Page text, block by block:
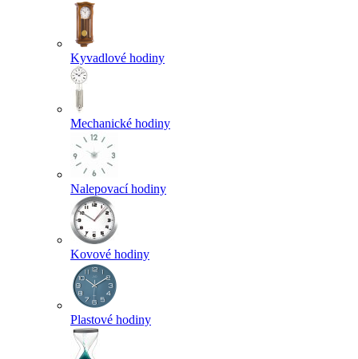
Kyvadlové hodiny
Mechanické hodiny
Nalepovací hodiny
Kovové hodiny
Plastové hodiny